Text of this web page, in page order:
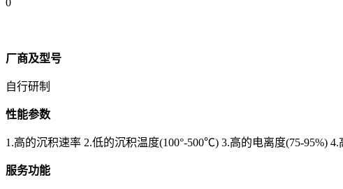
厂商及型号
自行研制
性能参数
1.高的沉积速率 2.低的沉积温度(100°-500℃) 3.高的电离度(75-95%)
服务功能